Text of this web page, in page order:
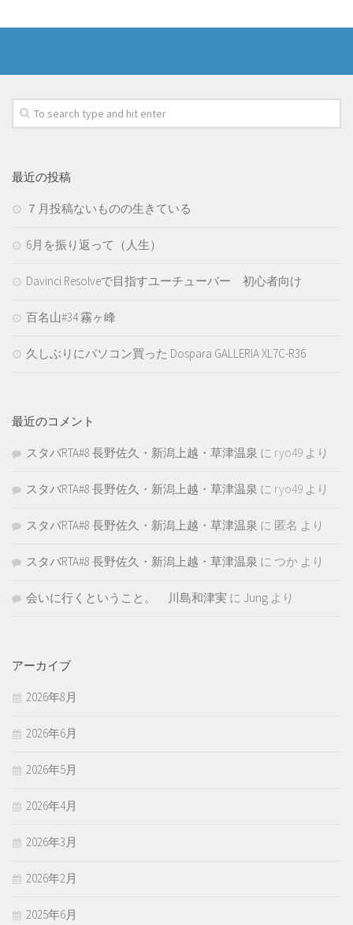
最近の投稿
７月投稿ないものの生きている
6月を振り返って（人生）
Davinci Resolveで目指すユーチューバー 初心者向け
百名山#34 霧ヶ峰
久しぶりにパソコン買った Dospara GALLERIA XL7C-R36
最近のコメント
スタバRTA#8 長野佐久・新潟上越・草津温泉 に ryo49 より
スタバRTA#8 長野佐久・新潟上越・草津温泉 に ryo49 より
スタバRTA#8 長野佐久・新潟上越・草津温泉 に 匿名 より
スタバRTA#8 長野佐久・新潟上越・草津温泉 に つか より
会いに行くということ。 川島和津実 に Jung より
アーカイブ
2026年8月
2026年6月
2026年5月
2026年4月
2026年3月
2026年2月
2025年6月